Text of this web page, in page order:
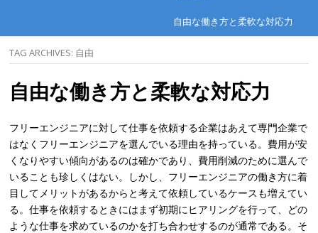
自由な働き方と柔軟な対応力
TAG ARCHIVES: 自由
自由な働き方と柔軟な対応力
フリーエンジニアに対して仕事を依頼する企業はあえて専門企業で
はなくフリーエンジニアを選んでいる理由を持っている。費用が安
くなりやすい傾向があるのは確かであり、費用削減のために選んで
いることも珍しくはない。しかし、フリーエンジニアの働き方に着
目してメリットがあるからと考えて依頼しているケースも増えてい
る。仕事を依頼するときにはまず初期にヒアリングを行って、どの
ような仕事を求めているのかを打ち合わせするのが通常である。そ